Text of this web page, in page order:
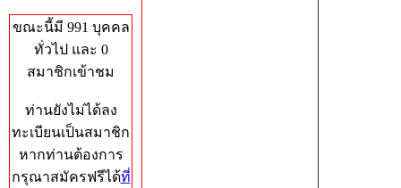
ขณะนี้มี 991 บุคคล
ทั่วไป และ 0
สมาชิกเข้าชม
ท่านยังไม่ได้ลง
ทะเบียนเป็นสมาชิก
หากท่านต้องการ
กรุณาสมัครฟรีได้ที่